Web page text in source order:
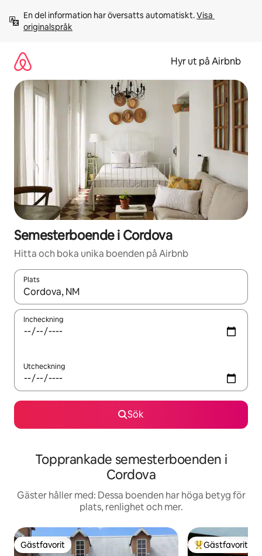
innehåll
En del information har översatts automatiskt. Visa
originalspråk
Hyr ut på Airbnb
Semesterboende i Cordova
Hitta och boka unika boenden på Airbnb
Plats
När resultaten är tillgängliga kan du navigera med upp- och
Incheckning
Utcheckning
Sök
Topprankade semesterboenden i
Cordova
Gäster håller med: Dessa boenden har höga betyg för
plats, renlighet och mer.
Gästfavorit
Gästfavorit Populär
Gästfavorit